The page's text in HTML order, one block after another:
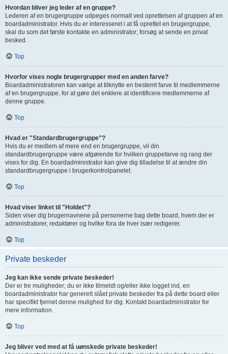
Hvordan bliver jeg leder af en gruppe?
Lederen af en brugergruppe udpeges normalt ved oprettelsen af gruppen af en
boardadministrator. Hvis du er interesseret i at få oprettet en brugergruppe,
skal du som det første kontakte en administrator; forsøg at sende en privat
besked.
Top
Hvorfor vises nogle brugergrupper med en anden farve?
Boardadministratoren kan vælge at tilknytte en bestemt farve til medlemmerne
af en brugergruppe, for at gøre det enklere at identificere medlemmerne af
denne gruppe.
Top
Hvad er "Standardbrugergruppe"?
Hvis du er medlem af mere end en brugergruppe, vil din
standardbrugergruppe være afgørende for hvilken gruppefarve og rang der
vises for dig. En boardadministrator kan give dig tilladelse til at ændre din
standardbrugergruppe i brugerkontrolpanelet.
Top
Hvad viser linket til "Holdet"?
Siden viser dig brugernavnene på personerne bag dette board, hvem der er
administratorer, redaktører og hvilke fora de hver især redigerer.
Top
Private beskeder
Jeg kan ikke sende private beskeder!
Der er tre muligheder; du er ikke tilmeldt og/eller ikke logget ind, en
boardadministrator har generelt slået private beskeder fra på dette board eller
har specifikt fjernet denne mulighed for dig. Kontakt boardadministrator for
mere information.
Top
Jeg bliver ved med at få uønskede private beskeder!